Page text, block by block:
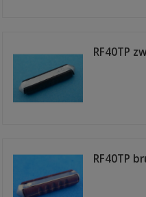
RF40TP
RF40TP